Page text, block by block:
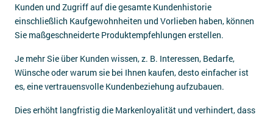
Kunden und Zugriff auf die gesamte Kundenhistorie
einschließlich Kaufgewohnheiten und Vorlieben haben, können
Sie maßgeschneiderte Produktempfehlungen erstellen.
Je mehr Sie über Kunden wissen, z. B. Interessen, Bedarfe,
Wünsche oder warum sie bei Ihnen kaufen, desto einfacher ist
es, eine vertrauensvolle Kundenbeziehung aufzubauen.
Dies erhöht langfristig die Markenloyalität und verhindert, dass